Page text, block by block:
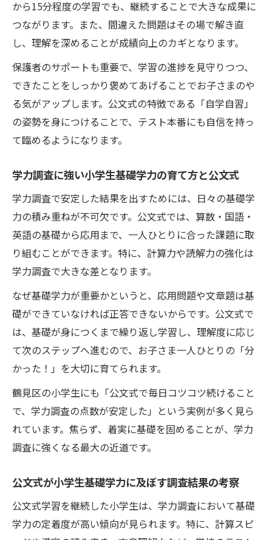
から15分程度の学習でも、継続することで大きな成果に
つながります。また、間違えた問題はその場で解き直
し、理解を深めることが成績向上のカギとなります。
保護者のサポートも重要で、学習の進捗を見守りつつ、
できたことをしっかり褒めてあげることでお子さまのや
る気がアップします。公文式の特徴である「自学自習」
の姿勢を身につけることで、テスト本番にも自信を持っ
て臨めるようになります。
学力調査に強い小学生基礎学力の育て方と公文式
学力調査で安定した結果を出すためには、日々の基礎学
力の積み重ねが不可欠です。公文式では、算数・国語・
英語の基礎から応用まで、一人ひとりに合った課題に取
り組むことができます。特に、計算力や読解力の強化は
学力調査で大きな差となります。
なぜ基礎学力が重要かというと、応用問題や文章題は基
礎ができていなければ正答できないからです。公文式で
は、基礎が身につくまで繰り返し学習し、理解度に応じ
て次のステップへ進むので、お子さま一人ひとりの「分
かった！」を大切に育てられます。
鶴見区の小学生にも「公文式で毎日コツコツ続けること
で、学力調査の点数が安定した」という実例が多く見ら
れています。焦らず、着実に基礎を固めることが、学力
調査に強くなる最大の近道です。
公文式が小学生基礎学力に及ぼす調査結果の考察
公文式学習を継続した小学生は、学力調査において基礎
学力の定着度が高い傾向が見られます。特に、計算スピ